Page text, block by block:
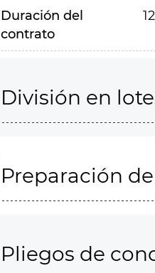
Duración del
contrato
División en
Preparación
Pliegos de